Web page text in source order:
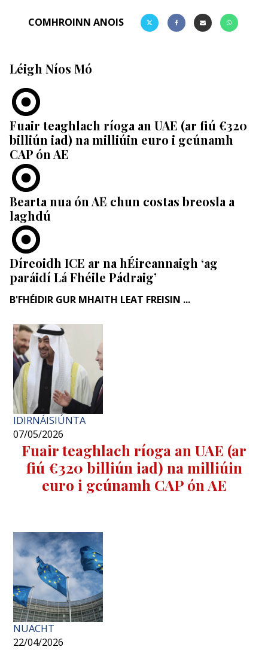
COMHROINN ANOIS
Léigh Níos Mó
Fuair ​​teaghlach ríoga an UAE (ar fiú €320
billiún iad) na milliúin euro i gcúnamh
CAP ón AE
Bearta nua ón AE chun costas breosla a
laghdú
Díreoidh ICE ar na hÉireannaigh ‘ag
paráidí Lá Fhéile Pádraig’
B'FHÉIDIR GUR MHAITH LEAT FREISIN ...
IDIRNÁISIÚNTA
07/05/2026
Fuair ​​teaghlach ríoga an UAE (ar
fiú €320 billiún iad) na milliúin
euro i gcúnamh CAP ón AE
NUACHT
22/04/2026